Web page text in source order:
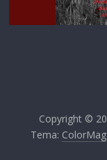
Copyright ©
Tema: ColorMag